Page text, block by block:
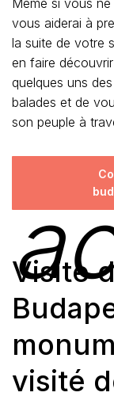
Même si vous
vous aiderai à
la suite de votre
en faire
quelques uns
balades et de
son peuple à
Visite
visité